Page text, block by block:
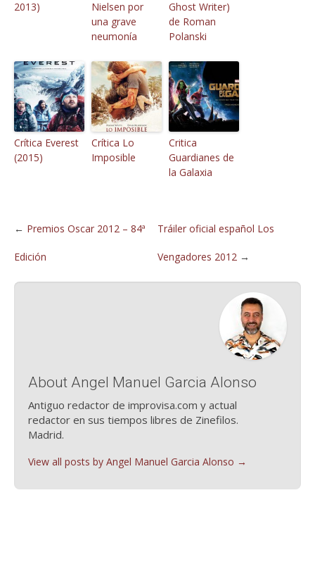
2013)
Nielsen por
una grave
neumonía
Ghost Writer)
de Roman
Polanski
Crítica Everest
(2015)
Crítica Lo
Imposible
Critica
Guardianes de
la Galaxia
Tráiler oficial español Los
Vengadores 2012 →
← Premios Oscar 2012 – 84ª
Edición
About Angel Manuel Garcia Alonso
Antiguo redactor de improvisa.com y actual
redactor en sus tiempos libres de Zinefilos.
Madrid.
View all posts by Angel Manuel Garcia Alonso →